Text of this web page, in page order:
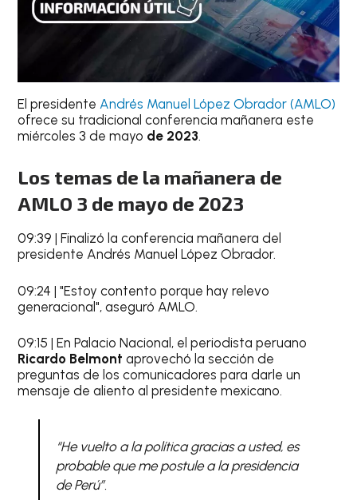
El presidente Andrés Manuel López Obrador (AMLO)
ofrece su tradicional conferencia mañanera este
miércoles 3 de mayo de 2023.
Los temas de la mañanera de
AMLO 3 de mayo de 2023
09:39 | Finalizó la conferencia mañanera del
presidente Andrés Manuel López Obrador.
09:24 | "Estoy contento porque hay relevo
generacional", aseguró AMLO.
09:15 | En Palacio Nacional, el periodista peruano
Ricardo Belmontaprovechó la sección de
preguntas de los comunicadores para darle un
mensaje de aliento al presidente mexicano.
“He vuelto a la política gracias a usted, es
probable que me postule a la presidencia
de Perú”.